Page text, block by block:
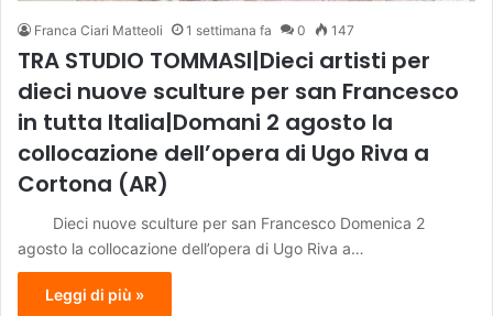
Franca Ciari Matteoli 1 settimana fa 0 147
TRA STUDIO TOMMASI|Dieci artisti per
dieci nuove sculture per san Francesco
in tutta Italia|Domani 2 agosto la
collocazione dell’opera di Ugo Riva a
Cortona (AR)
Dieci nuove sculture per san Francesco Domenica 2
agosto la collocazione dell’opera di Ugo Riva a…
Leggi di più »